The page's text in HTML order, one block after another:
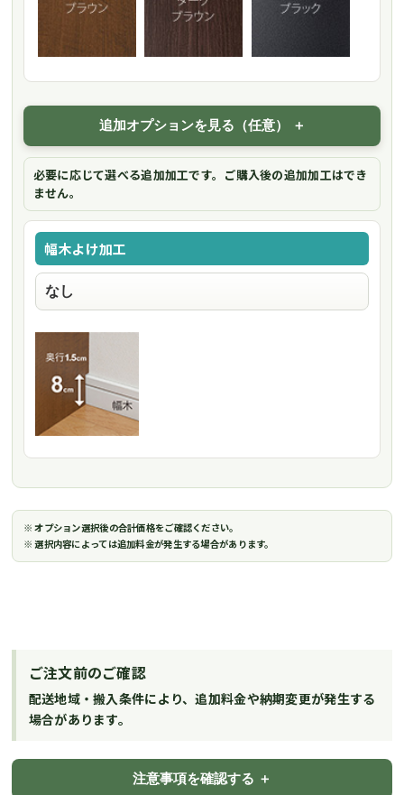
追加オプションを見る（任意）
必要に応じて選べる追加加工です。ご購入後の追加加工はでき
ません。
幅木よけ加工
※ オプション選択後の合計価格をご確認ください。
※ 選択内容によっては追加料金が発生する場合があります。
ご注文前のご確認
配送地域・搬入条件により、追加料金や納期変更が発生する
場合があります。
注意事項を確認する